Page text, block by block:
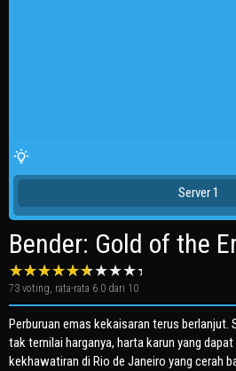
Server 1
Bender: Gold of the
73 voting, rata-rata 6.0 dari 10
Perburuan emas kekaisaran terus berlanjut.
tak ternilai harganya, harta karun yang
kekhawatiran di Rio de Janeiro yang cerah